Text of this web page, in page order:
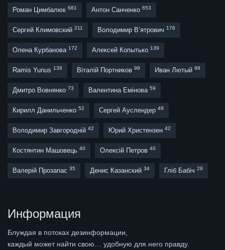
Роман Цимбалюк 681 Антон Санченко 653
Сергей Климовский 211 Володимир В’ятрович 176
Олена Курбанова 172 Алексей Копытько 139
Ramis Yunus 138 Віталій Портников 99 Иван Лютый 98
Дмитро Вовнянко 73 Валентина Емінова 59
Кирилл Данильченко 52 Сергей Ауслендер 49
Володимир Завгородній 42 Юрий Христензен 42
Костянтин Машовець 40 Олексій Петров 40
Валерій Прозапас 35 Денис Казанский 34 Гліб Бабіч 29
Информация
Блуждая в потоках дезинформации,
каждый может найти свою… удобную для него правду.